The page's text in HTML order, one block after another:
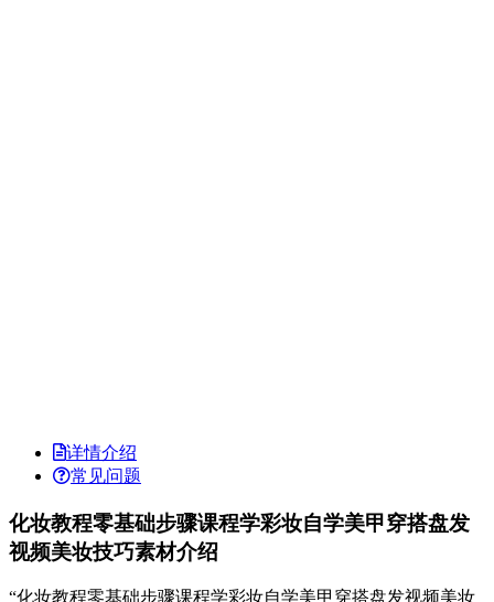
详情介绍
常见问题
化妆教程零基础步骤课程学彩妆自学美甲穿搭盘发
视频美妆技巧素材介绍
“化妆教程零基础步骤课程学彩妆自学美甲穿搭盘发视频美妆